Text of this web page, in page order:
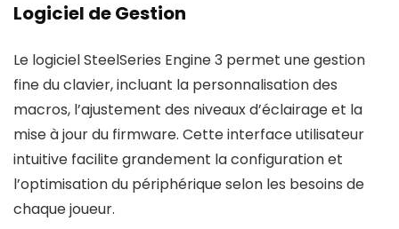
Logiciel de Gestion
Le logiciel SteelSeries Engine 3 permet une gestion
fine du clavier, incluant la personnalisation des
macros, l’ajustement des niveaux d’éclairage et la
mise à jour du firmware. Cette interface utilisateur
intuitive facilite grandement la configuration et
l’optimisation du périphérique selon les besoins de
chaque joueur.